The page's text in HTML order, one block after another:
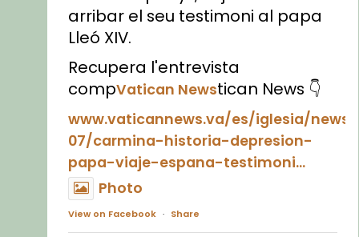
arribar el seu testimoni al papa
Lleó XIV.
Recupera l'entrevista
compVatican Newstican News 👇
www.vaticannews.va/es/iglesia/news/
07/carmina-historia-depresion-
papa-viaje-espana-testimoni...
Photo
View on Facebook · Share